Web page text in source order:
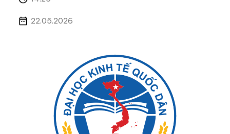
22.05.2026